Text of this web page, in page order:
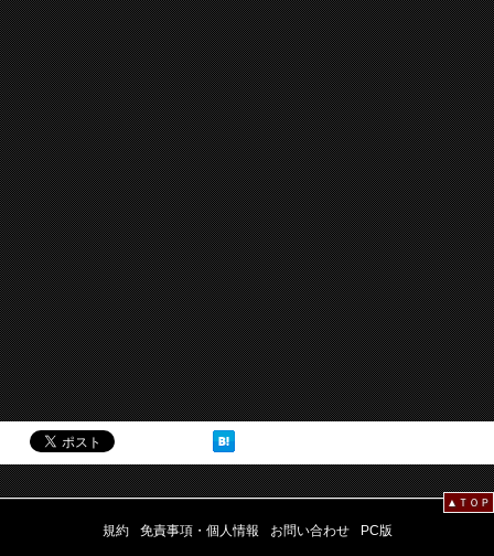
▲ＴＯＰ
規約 免責事項・個人情報 お問い合わせ PC版